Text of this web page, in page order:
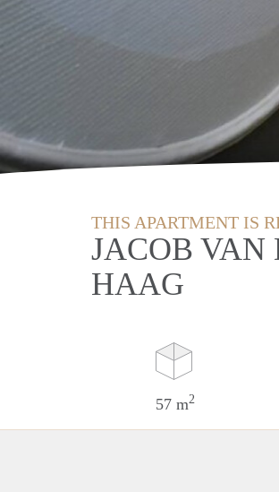
THIS APARTMENT IS
JACOB VAN
HAAG
57 m2